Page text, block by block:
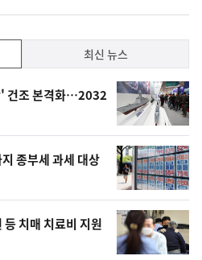
최신 뉴스
' 건조 본격화…2032
종부세 과세 대상
치매 치료비 지원